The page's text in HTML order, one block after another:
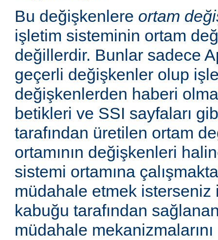
Bu değişkenlere ortam
işletim sisteminin ortam
değillerdir. Bunlar sadece
geçerli değişkenler olup
değişkenlerden haberi
betikleri ve SSI sayfaları
tarafından üretilen ortam
ortamının değişkenleri
sistemi ortamına
müdahale etmek
kabuğu tarafından
müdahale mekanizmalarını